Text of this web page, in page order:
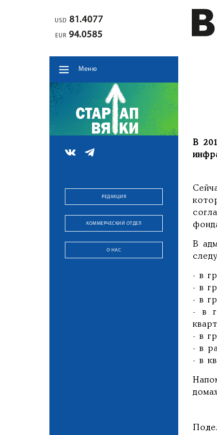
USD 81.4077
EUR 94.0585
Меню
РЕДАКЦИЯ
КОММЕРЧЕСКИЙ ОТДЕЛ
О НАС
В
В
- в
- в
- в
- в
- в
- в
- в